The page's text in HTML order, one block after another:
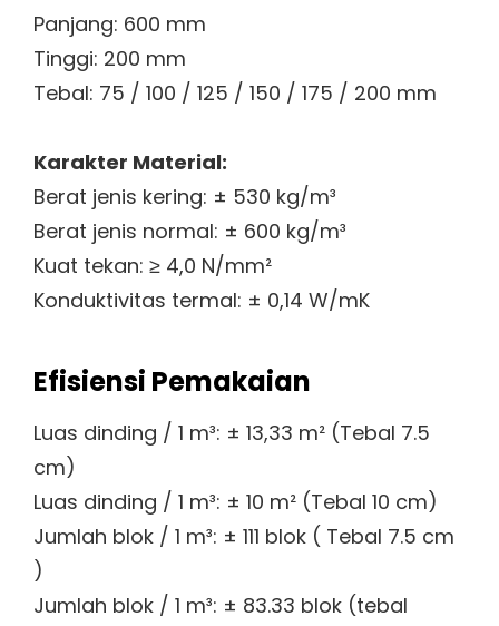
Panjang: 600 mm
Tinggi: 200 mm
Tebal: 75 / 100 / 125 / 150 / 175 / 200 mm
Karakter Material:
Berat jenis kering: ± 530 kg/m³
Berat jenis normal: ± 600 kg/m³
Kuat tekan: ≥ 4,0 N/mm²
Konduktivitas termal: ± 0,14 W/mK
Efisiensi Pemakaian
Luas dinding / 1 m³: ± 13,33 m² (Tebal 7.5
cm)
Luas dinding / 1 m³: ± 10 m² (Tebal 10 cm)
Jumlah blok / 1 m³: ± 111 blok ( Tebal 7.5 cm
)
Jumlah blok / 1 m³: ± 83.33 blok (tebal